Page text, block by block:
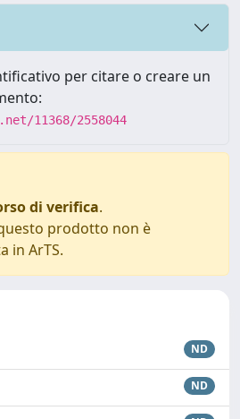
per citare o creare un
11368/2558044
di verifica.
prodotto non è
in ArTS.
ND
ND